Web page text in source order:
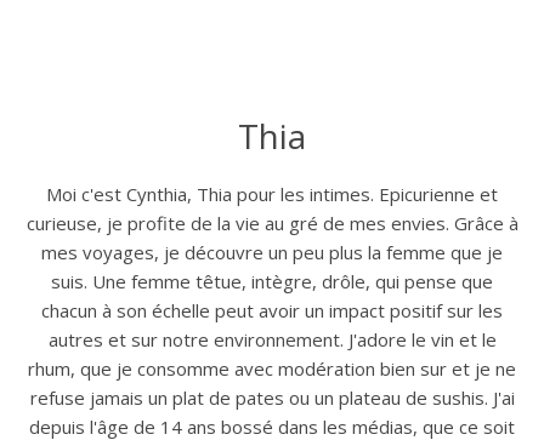
Thia
Moi c'est Cynthia, Thia pour les intimes. Epicurienne et
curieuse, je profite de la vie au gré de mes envies. Grâce à
mes voyages, je découvre un peu plus la femme que je
suis. Une femme têtue, intègre, drôle, qui pense que
chacun à son échelle peut avoir un impact positif sur les
autres et sur notre environnement. J'adore le vin et le
rhum, que je consomme avec modération bien sur et je ne
refuse jamais un plat de pates ou un plateau de sushis. J'ai
depuis l'âge de 14 ans bossé dans les médias, que ce soit